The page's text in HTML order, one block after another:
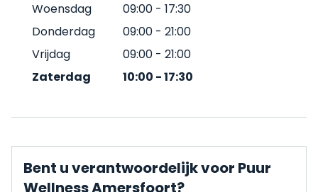
Woensdag
09:00 - 17:30
Donderdag
09:00 - 21:00
Vrijdag
09:00 - 21:00
Zaterdag
10:00 -17:30
Bent u verantwoordelijk voor Puur
Wellness Amersfoort?